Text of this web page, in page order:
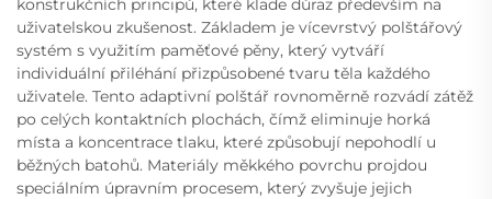
konstrukčních principů, které klade důraz především na
uživatelskou zkušenost. Základem je vícevrstvý polštářový
systém s využitím paměťové pěny, který vytváří
individuální přiléhání přizpůsobené tvaru těla každého
uživatele. Tento adaptivní polštář rovnoměrně rozvádí zátěž
po celých kontaktních plochách, čímž eliminuje horká
místa a koncentrace tlaku, které způsobují nepohodlí u
běžných batohů. Materiály měkkého povrchu projdou
speciálním úpravním procesem, který zvyšuje jejich